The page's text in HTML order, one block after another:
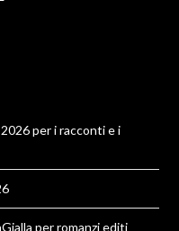
per i racconti e i
per romanzi editi